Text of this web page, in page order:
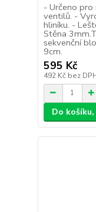
- Určeno
ventilů. -
hliníku. -
Stěna
sekvenční
9cm.
595 Kč
492 Kč bez
Do